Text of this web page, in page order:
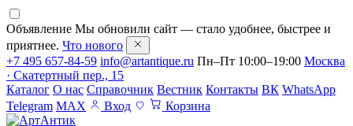
Объявление Мы обновили сайт — стало удобнее, быстрее и
приятнее. Что нового
+7 495 657-84-59 info@artantique.ru Пн–Пт 10:00–19:00 Москва
· Скатертный пер., 15
Каталог О нас Справочник Вестник Контакты ВК WhatsApp
Telegram MAX Вход Корзина